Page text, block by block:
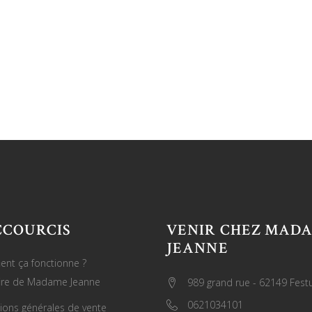
ça fonctionne ?
de Madame Jeanne
générales de vente
VENIR CHEZ
JEANNE
989 grand rue - 62149
0621034101